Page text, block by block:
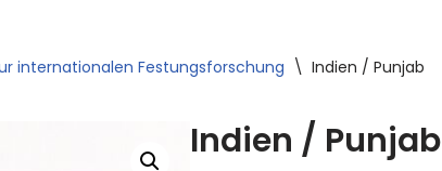
internationalen Festungsforschung \ Indien / Punjab
Indien / Punjab